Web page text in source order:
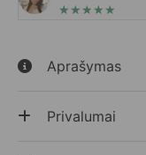
★ ★ ★ ★ ★
Aprašymas
Privalumai